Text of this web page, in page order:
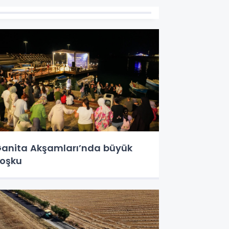
Akşamları’nda büyük